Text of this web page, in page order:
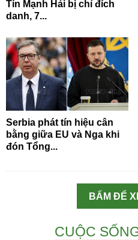
Tín Mạnh Hải bị chỉ đích
danh, 7...
Serbia phát tín hiệu cân
bằng giữa EU và Nga khi
đón Tổng...
BẤM ĐỂ
CUỘC